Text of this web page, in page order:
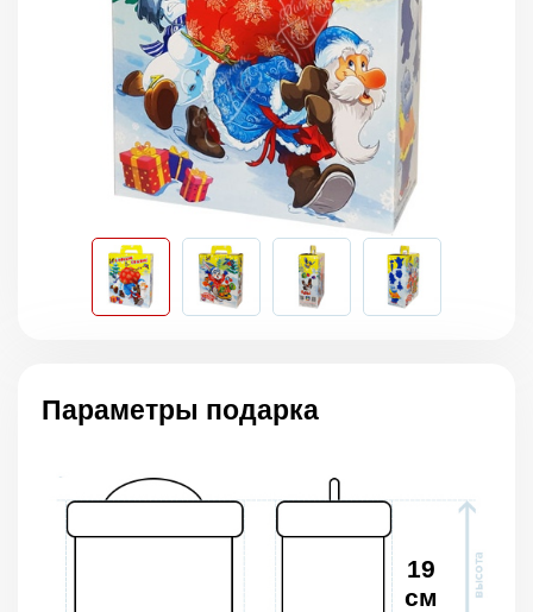
Параметры подарка
19
см